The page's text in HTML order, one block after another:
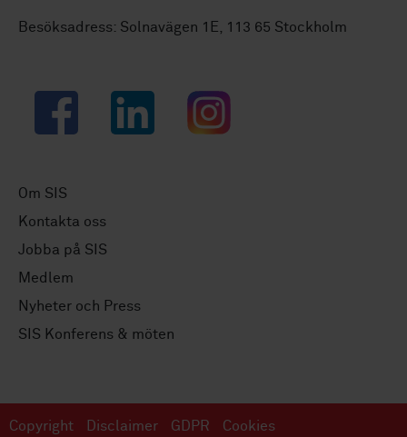
Besöksadress: Solnavägen 1E, 113 65 Stockholm
Facebook LinkedIn Instagram
Om SIS
Kontakta oss
Jobba på SIS
Medlem
Nyheter och Press
SIS Konferens & möten
Copyright Disclaimer GDPR Cookies